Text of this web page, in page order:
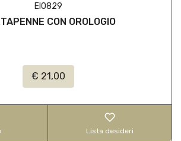
EI0829
CON OROLOGIO
€ 21,00
Lista desideri